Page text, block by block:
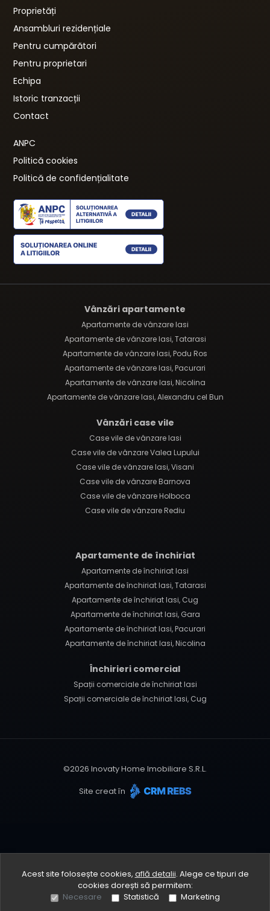
Proprietăți
Ansambluri rezidențiale
Pentru cumpărători
Pentru proprietari
Echipa
Istoric tranzacții
Contact
ANPC
Politică cookies
Politică de confidențialitate
Vânzări apartamente
Apartamente de vânzare Iasi
Apartamente de vânzare Iasi, Tatarasi
Apartamente de vânzare Iasi, Podu Ros
Apartamente de vânzare Iasi, Pacurari
Apartamente de vânzare Iasi, Nicolina
Apartamente de vânzare Iasi, Alexandru cel Bun
Vânzări case vile
Case vile de vânzare Iasi
Case vile de vânzare Valea Lupului
Case vile de vânzare Iasi, Visani
Case vile de vânzare Barnova
Case vile de vânzare Holboca
Case vile de vânzare Rediu
Apartamente de închiriat
Apartamente de închiriat Iasi
Apartamente de închiriat Iasi, Tatarasi
Apartamente de închiriat Iasi, Cug
Apartamente de închiriat Iasi, Gara
Apartamente de închiriat Iasi, Pacurari
Apartamente de închiriat Iasi, Nicolina
Închirieri comercial
Spații comerciale de închiriat Iasi
Spații comerciale de închiriat Iasi, Cug
©2026 Inovaty Home Imobiliare S.R.L.
Site creat în
Acest site folosește cookies, află detalii. Alege ce tipuri de
cookies dorești să permitem:
Necesare
Statistică Marketing